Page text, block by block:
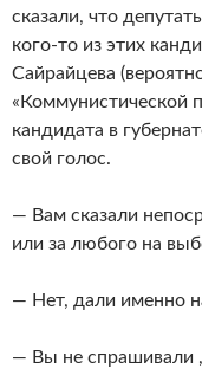
сказали, что
кого-то из этих
Сайрайцева
«Коммунистической
кандидата в
свой голос.
— Вам сказали
или за любого на
— Нет, дали именно
— Вы не спрашивали